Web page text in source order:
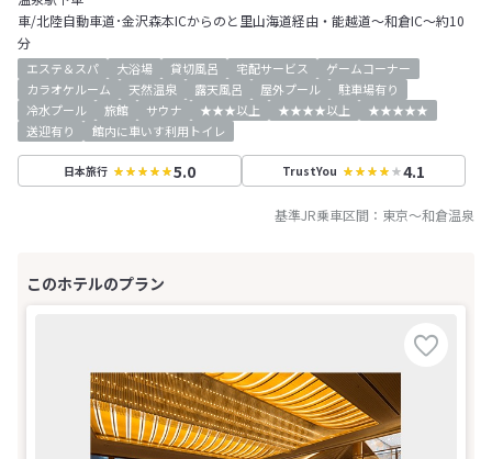
車/北陸自動車道･金沢森本ICからのと里山海道経由・能越道～和倉IC～約10
分
エステ＆スパ 大浴場 貸切風呂 宅配サービス
ゲームコーナー
カラオケルーム
天然温泉 露天風呂 屋外プール
駐車場有り
冷水プール
旅館 サウナ ★★★以上 ★★★★以上
★★★★★
送迎有り
館内に車いす利用トイレ
日本旅行 5.0 TrustYou 4.1
基準JR乗車区間： 東京～和倉温泉